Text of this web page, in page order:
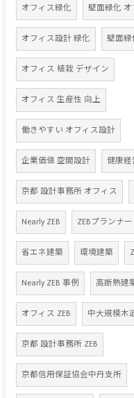
オフィス緑化 壁面緑化
オフィス設計 緑化 壁面
オフィス 植栽 デザイン
オフィス 生産性 向上
働きやすい オフィス設計
企業価値 空間設計 健康
京都 設計事務所 オフィス
Nearly ZEB ZEBプランナー
省エネ建築 環境建築
Nearly ZEB 事例 高断熱建
オフィス ZEB 中大規模木
京都 設計事務所 ZEB
京都信用保証協会中丹支所